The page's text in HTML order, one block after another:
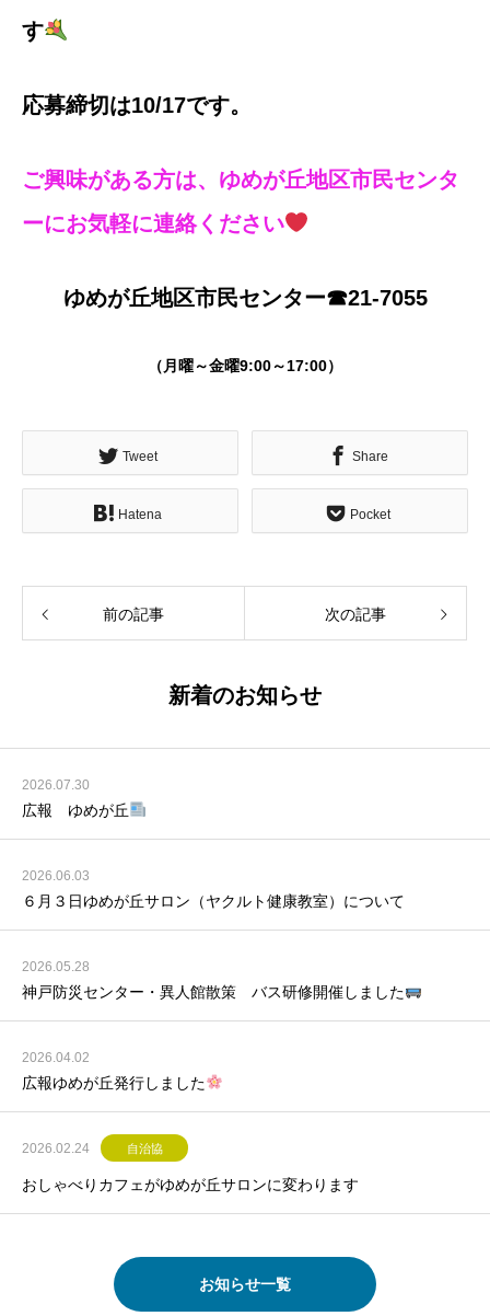
す
応募締切は10/17です。
ご興味がある方は、ゆめが丘地区市民センタ
ーにお気軽に連絡ください
ゆめが丘地区市民センター☎21-7055
（月曜～金曜9:00～17:00）
Tweet Share
Hatena Pocket
前の記事 次の記事
新着のお知らせ
2026.07.30
広報 ゆめが丘
2026.06.03
６月３日ゆめが丘サロン（ヤクルト健康教室）について
2026.05.28
神戸防災センター・異人館散策 バス研修開催しました
2026.04.02
広報ゆめが丘発行しました
2026.02.24 自治協
おしゃべりカフェがゆめが丘サロンに変わります
お知らせ一覧